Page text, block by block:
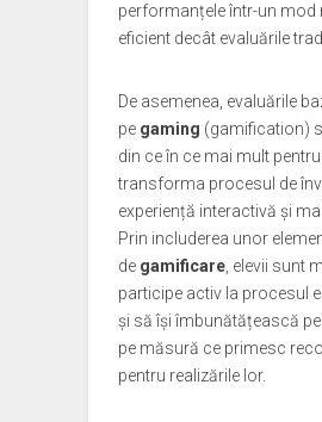
performanțele într-un mod
eficient decât evaluările
De asemenea, evaluările
pe gaming (gamification)
din ce în ce mai mult
transforma procesul de
experiență interactivă și
Prin includerea unor
de gamificare , elevii sunt
participe activ la procesul
și să își îmbunătățească
pe măsură ce primesc
pentru realizările lor.